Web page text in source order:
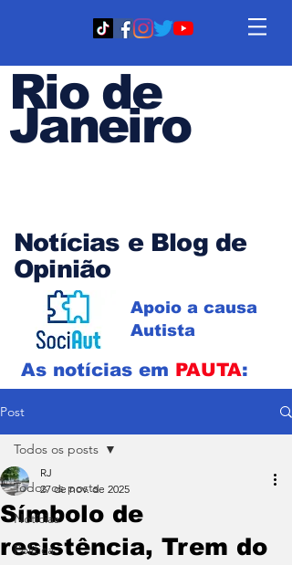
Rio de
Janeiro
Notícias e Blog de
Opinião
Apoio a causa
Autista
As notícias em PAUTA:
Post
Todos os posts
Notícias
Política
Todos os posts
Símbolo de
resistência, Trem do
RJ
27 de nov. de 2025